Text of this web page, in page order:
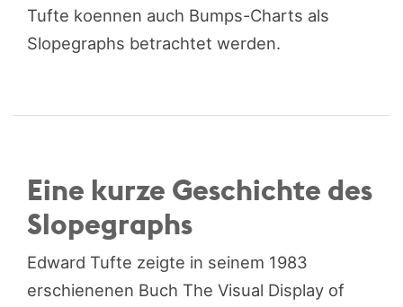
Tufte koennen auch Bumps-Charts als
Slopegraphs betrachtet werden.
Eine kurze Geschichte des
Slopegraphs
Edward Tufte zeigte in seinem 1983
erschienenen Buch The Visual Display of